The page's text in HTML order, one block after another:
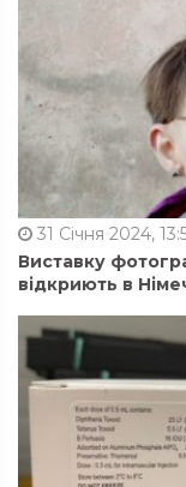
31 Січня 2024,
Виставку
відкриють в